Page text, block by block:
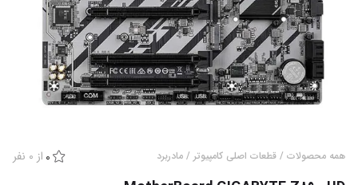
همه محصولات / قطعات اصلی کامپیوتر / مادربرد 0 از 0 نفر